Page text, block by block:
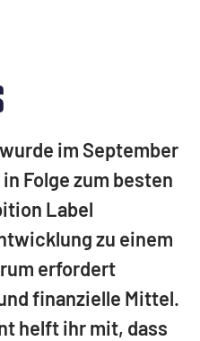
verkauft
verkauft
- verkauftim September
Folge zum besten
Label
zu einem
erfordert
finanzielle Mittel.
helft ihr mit, dass